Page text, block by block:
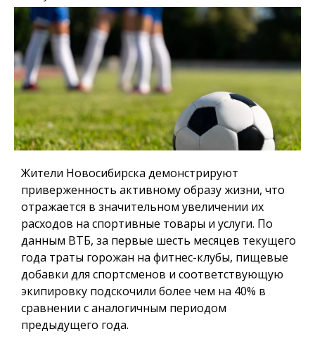
Жители Новосибирска демонстрируют
приверженность активному образу жизни, что
отражается в значительном увеличении их
расходов на спортивные товары и услуги. По
данным ВТБ, за первые шесть месяцев текущего
года траты горожан на фитнес-клубы, пищевые
добавки для спортсменов и соответствующую
экипировку подскочили более чем на 40% в
сравнении с аналогичным периодом
предыдущего года.